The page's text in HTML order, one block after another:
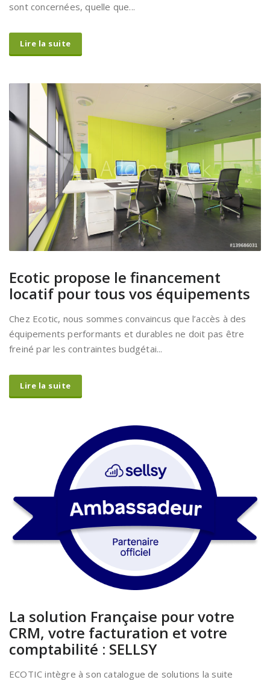
grandes structures. Aujourd’hui, toutes les entreprises
Lire la suite
Ecotic propose le financement
locatif pour tous vos équipements
Chez Ecotic, nous sommes convaincus que l’accès à des
équipements performants et durables ne doit pas être
Lire la suite
La solution Française pour votre
CRM, votre facturation et votre
comptabilité : SELLSY